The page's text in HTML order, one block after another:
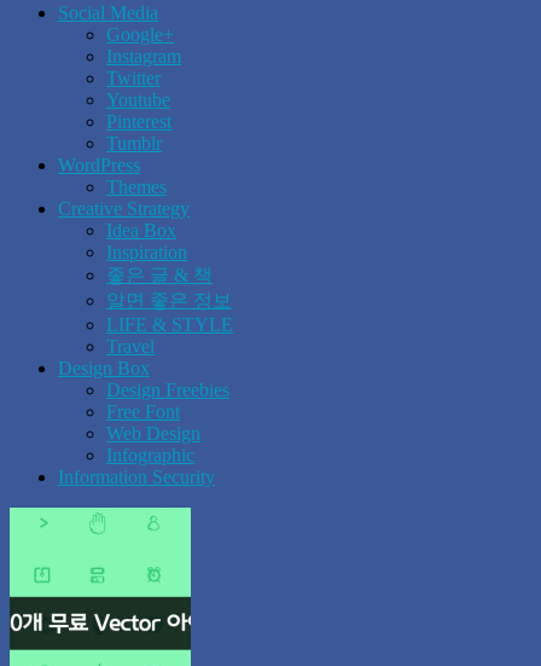
Social Media
Google+
Instagram
Twitter
Youtube
Pinterest
Tumblr
WordPress
Themes
Creative Strategy
Idea Box
Inspiration
좋은 글 & 책
알면 좋은 정보
LIFE & STYLE
Travel
Design Box
Design Freebies
Free Font
Web Design
Infographic
Information Security